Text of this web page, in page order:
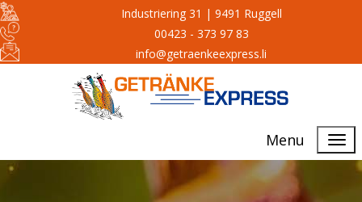
Industriering 31 | 9491 Ruggell
00423 - 373 97 83
info@getraenkeexpress.li
Menu